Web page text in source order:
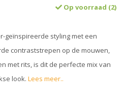
Op voorraad (2)
geïnspireerde styling met een
contraststrepen op de mouwen,
met rits, is dit de perfecte mix van
look. Lees meer..